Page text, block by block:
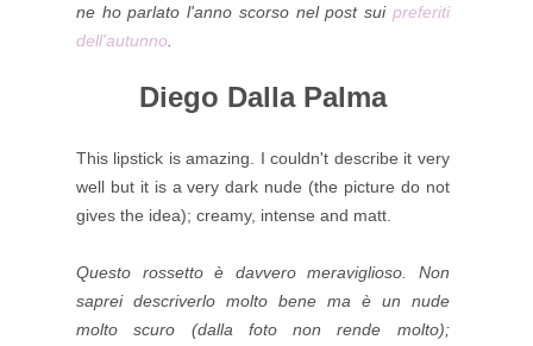
ne ho parlato l'anno scorso nel post sui preferiti
dell'autunno
Diego Dalla Palma
This lipstick is amazing. I couldn't describe it very
well but it is a very dark nude (the picture do not
gives the idea); creamy, intense and matt.
Questo rossetto è davvero meraviglioso. Non
saprei descriverlo molto bene ma è un nude
molto scuro (dalla foto non rende molto);